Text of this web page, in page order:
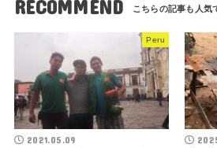
RECOMMEND
Peru
2021.05.09